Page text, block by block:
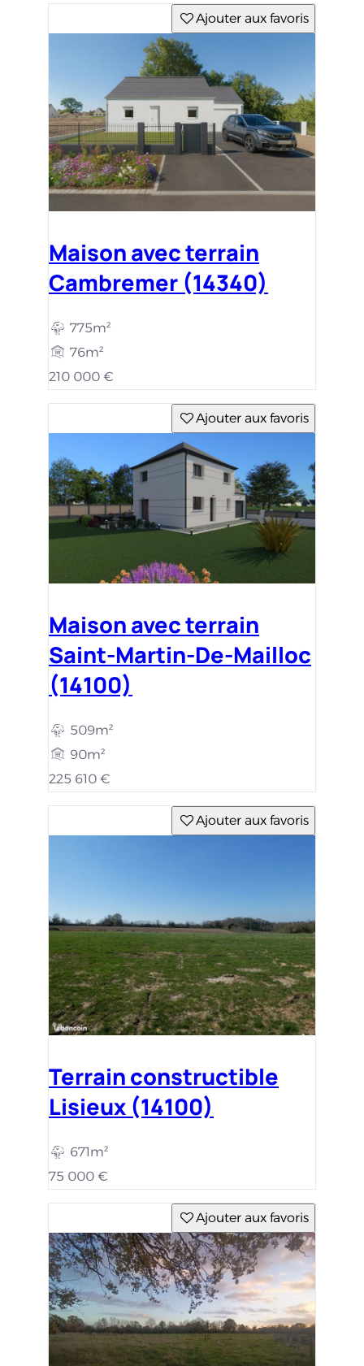
Ajouter aux favoris
Maison avec terrain
Cambremer (14340)
775m²
76m²
210 000 €
Ajouter aux favoris
Maison avec terrain
Saint-Martin-De-Mailloc
(14100)
509m²
90m²
225 610 €
Ajouter aux favoris
Terrain constructible
Lisieux (14100)
671m²
75 000 €
Ajouter aux favoris